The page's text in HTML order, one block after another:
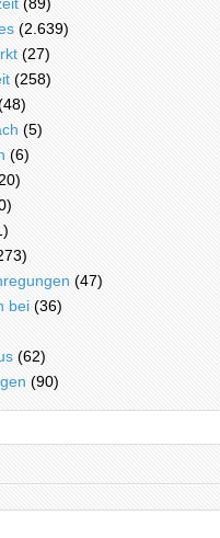
(2.639)
(27)
(258)
(5)
(6)
(47)
bei (36)
(62)
(90)